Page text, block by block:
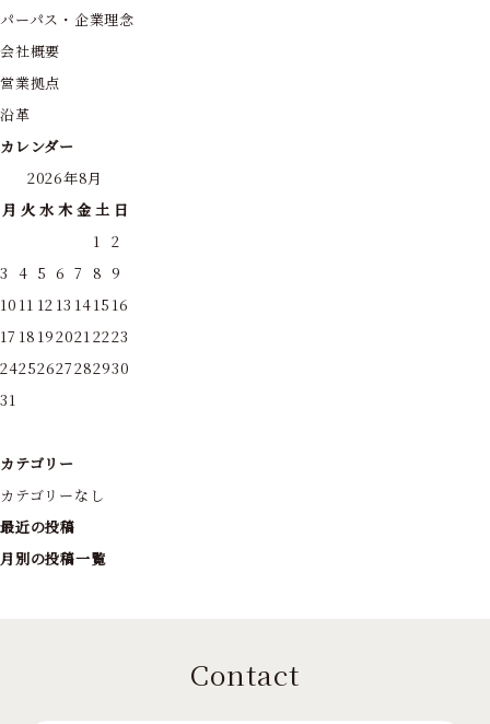
パーパス・企業理念
会社概要
営業拠点
沿革
カレンダー
2026年8月
月 火水 木金 土 日
1 2
3 4 5 6 7 8 9
10 11 12 13 1415 16
17 18 1920212223
24252627282930
31
カテゴリー
カテゴリーなし
最近の投稿
月別の投稿一覧
Contact